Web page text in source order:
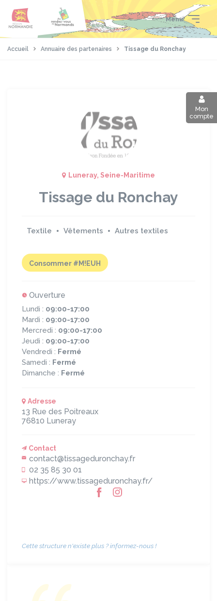
contenu
pied
Menu
Mon
compte
Accueil Annuaire des partenaires Tissage du Ronchay
Luneray, Seine-Maritime
Tissage du Ronchay
Textile Vêtements Autres textiles
Consommer #M!EUH
Ouverture
Lundi : 09:00-17:00
Mardi : 09:00-17:00
Mercredi : 09:00-17:00
Jeudi : 09:00-17:00
Vendredi : Fermé
Samedi : Fermé
Dimanche : Fermé
Adresse
13 Rue des Poitreaux
76810 Luneray
Contact
contact@tissageduronchay.fr
02 35 85 30 01
https://www.tissageduronchay.fr/
Cette structure n'existe plus ? informez-nous !
Panneau de gestion des cookies